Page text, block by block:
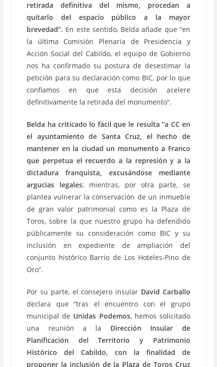
retirada definitiva del mismo, procedan a
quitarlo del espacio público a la mayor
brevedad”. En este sentido, Belda añade que “en
la última Comisión Plenaria de Presidencia y
Acción Social del Cabildo, el equipo de Gobierno
nos ha confirmado su postura de desestimar la
petición para su declaración como BIC, por lo que
confiamos en que esta decisión acelere
definitivamente la retirada del monumento”.
Belda ha criticado lo fácil que le resulta “a CC en
el ayuntamiento de Santa Cruz, el hecho de
mantener en la ciudad un monumento a Franco
que perpetua el recuerdo a la represión y a la
dictadura franquista, excusándose mediante
argucias legales; mientras, por otra parte, se
plantea vulnerar la conservación de un inmueble
de gran valor patrimonial como es la Plaza de
Toros, sobre la que nuestro grupo ha defendido
públicamente su consideración como BIC y su
inclusión en expediente de ampliación del
conjunto histórico Barrio de Los Hoteles-Pino de
Oro”.
Por su parte, el consejero insular David Carballo
declara que “tras el encuentro con el grupo
municipal de Unidas Podemos, hemos solicitado
una reunión a la Dirección Insular de
Planificación del Territorio y Patrimonio
Histórico del Cabildo, con la finalidad de
proponer la inclusión de la Plaza de Toros Cruz